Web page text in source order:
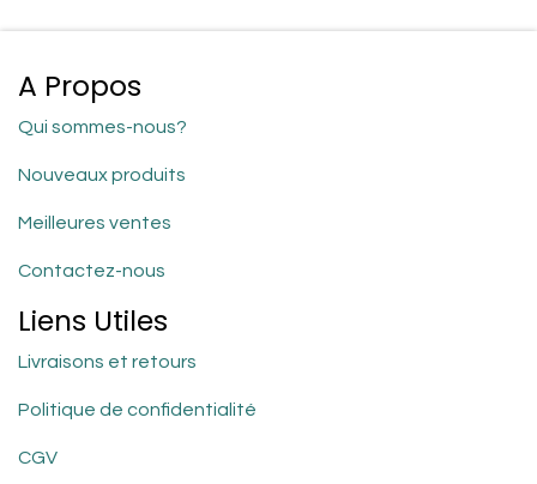
A Propos
Qui sommes-nous?
Nouveaux produits
Meilleures ventes
Contactez-nous
Liens Utiles
Livraisons et retours
Politique de confidentialité
CGV